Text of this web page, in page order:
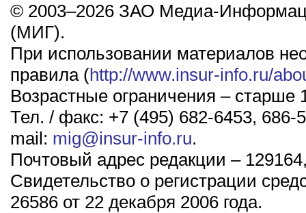
© 2003–2026 ЗАО Медиа-
(МИГ).
При использовании материалов
правила (http://www.insur-info.ru/
Возрастные ограничения – старше
Тел. / факс: +7 (495) 682-6453, 686-
mail: mig@insur-info.ru.
Почтовый адрес редакции –
Свидетельство о регистрации
26586 от 22 декабря 2006 года.